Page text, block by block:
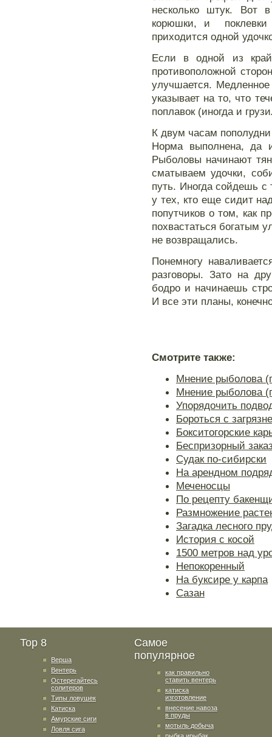
несколько штук. Вот
корюшки, и
приходится одной
Если в одной из
противоположной
улучшается.
указывает на то, что
поплавок (иногда и
К двум часам
Норма выполнена, да
Рыболовы начинают
сматываем удочки,
путь. Иногда сойдешь с
у тех, кто еще сидит
попутчиков о том, как
похвастаться богатым
не возвращались.
Понемногу
разговоры. Зато на
бодро и начинаешь
И все эти планы,
Смотрите также:
Мнение рыболова
Мнение рыболова
Упорядочить
Бороться с
Бокситогорские
Беспризорный
Судак по-сибирски
На арендном
Меченосцы
По рецепту
Размножение
Загадка лесного
История с косой
1500 метров над
Непокоренный
На буксире у карпа
Сазан
Top 8
Верша
Вентерь
Остерегайтесь
солитеров
Типы ловушек
Катиска
Амурские сиги
Ловля сига
Самое
популярное
как правильно
ставить вентерь
катиска
изготовление
внесение навоза
в пруды
мотыль добыча